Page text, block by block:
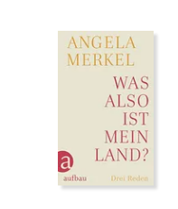
40%
dcto.